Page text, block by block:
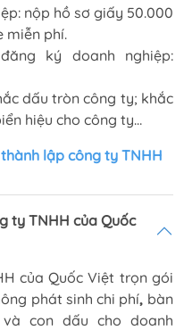
nộp hồ sơ giấy 50.000
miễn phí.
ký doanh nghiệp:
dấu tròn công ty; khắc
hiệu cho công ty…
lập công ty TNHH
ty TNHH của Quốc
của Quốc Việt trọn gói
phát sinh chi phí, bàn
con dấu cho doanh